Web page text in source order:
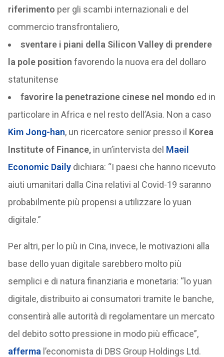
riferimento per gli scambi internazionali e del
commercio transfrontaliero,
sventare i piani della Silicon Valley di prendere
la pole position favorendo la nuova era del dollaro
statunitense
favorire la penetrazione cinese nel mondo ed in
particolare in Africa e nel resto dell’Asia. Non a caso
Kim Jong-han, un ricercatore senior presso il Korea
Institute of Finance, in un’intervista del Maeil
Economic Dailydichiara: “I paesi che hanno ricevuto
aiuti umanitari dalla Cina relativi al Covid-19 saranno
probabilmente più propensi a utilizzare lo yuan
digitale.”
Per altri, per lo più in Cina, invece, le motivazioni alla
base dello yuan digitale sarebbero molto più
semplici e di natura finanziaria e monetaria: “lo yuan
digitale, distribuito ai consumatori tramite le banche,
consentirà alle autorità di regolamentare un mercato
del debito sotto pressione in modo più efficace”,
afferma l’economista di DBS Group Holdings Ltd.